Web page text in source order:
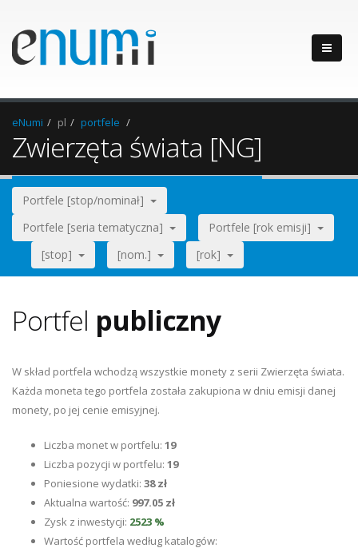
eNumi pl portfele
Zwierzęta świata [NG]
Portfele [stop/nominał]
Portfele [seria tematyczna]
Portfele [rok emisji]
[stop]
[nom.] [rok]
Portfel publiczny
W skład portfela wchodzą wszystkie monety z serii Zwierzęta świata.
Każda moneta tego portfela została zakupiona w dniu emisji danej
monety, po jej cenie emisyjnej.
Liczba monet w portfelu: 19
Liczba pozycji w portfelu: 19
Poniesione wydatki: 38 zł
Aktualna wartość: 997.05 zł
Zysk z inwestycji: 2523 %
Wartość portfela według katalogów: